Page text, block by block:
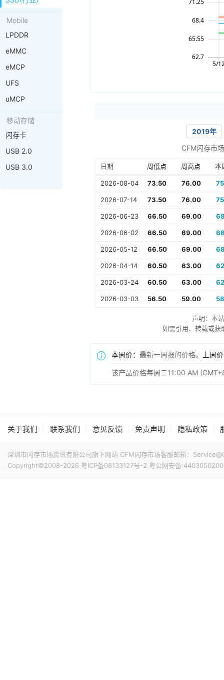
Mobile
LPDDR
eMMC
eMCP
UFS
uMCP
移动存储
闪存卡
USB 2.0
USB 3.0
2019年
CFM闪存市
日期 周低点 周高点 本
2026-08-04 73.50 76.00
2026-07-14 73.50 76.00
2026-06-23 66.50 69.00
2026-06-02 66.50 69.00
2026-05-12 66.50 69.00
2026-04-14 60.50 63.00
2026-03-24 60.50 63.00
2026-03-03 56.50 59.00
声明：本
如需引用、转载或
本周价： 最新一周报的价格。 上周
该产品价格每周二11:00 AM
关于我们 联系我们 意见反馈 免责声明 隐私政策
深圳市闪存市场资讯有限公司旗下网站 CFM闪存市场客服邮箱：
Copyright©2008-2026 粤ICP备08133127号-2 粤公网安备